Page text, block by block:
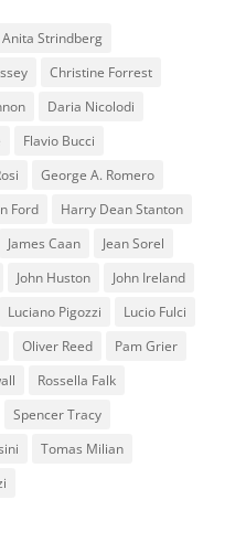
Anita Strindberg
Christine Forrest
Daria Nicolodi
Flavio Bucci
George A. Romero
Ford
Harry Dean Stanton
James Caan
Jean Sorel
John Huston
John Ireland
Luciano Pigozzi
Lucio Fulci
Oliver Reed
Pam Grier
Rossella Falk
Spencer Tracy
Tomas Milian